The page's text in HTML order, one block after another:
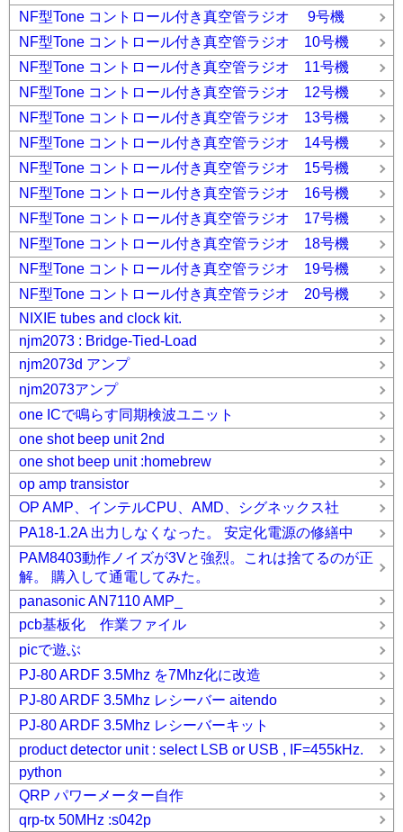
NF型Tone コントロール付き真空管ラジオ 9号機
NF型Tone コントロール付き真空管ラジオ 10号機
NF型Tone コントロール付き真空管ラジオ 11号機
NF型Tone コントロール付き真空管ラジオ 12号機
NF型Tone コントロール付き真空管ラジオ 13号機
NF型Tone コントロール付き真空管ラジオ 14号機
NF型Tone コントロール付き真空管ラジオ 15号機
NF型Tone コントロール付き真空管ラジオ 16号機
NF型Tone コントロール付き真空管ラジオ 17号機
NF型Tone コントロール付き真空管ラジオ 18号機
NF型Tone コントロール付き真空管ラジオ 19号機
NF型Tone コントロール付き真空管ラジオ 20号機
NIXIE tubes and clock kit.
njm2073 : Bridge-Tied-Load
njm2073d アンプ
njm2073アンプ
one ICで鳴らす同期検波ユニット
one shot beep unit 2nd
one shot beep unit :homebrew
op amp transistor
OP AMP、インテルCPU、AMD、シグネックス社
PA18-1.2A 出力しなくなった。 安定化電源の修繕中
PAM8403動作ノイズが3Vと強烈。これは捨てるのが正
解。 購入して通電してみた。
panasonic AN7110 AMP_
pcb基板化 作業ファイル
picで遊ぶ
PJ-80 ARDF 3.5Mhz を7Mhz化に改造
PJ-80 ARDF 3.5Mhz レシーバー aitendo
PJ-80 ARDF 3.5Mhz レシーバーキット
product detector unit : select LSB or USB , IF=455kHz.
python
QRP パワーメーター自作
qrp-tx 50MHz :s042p